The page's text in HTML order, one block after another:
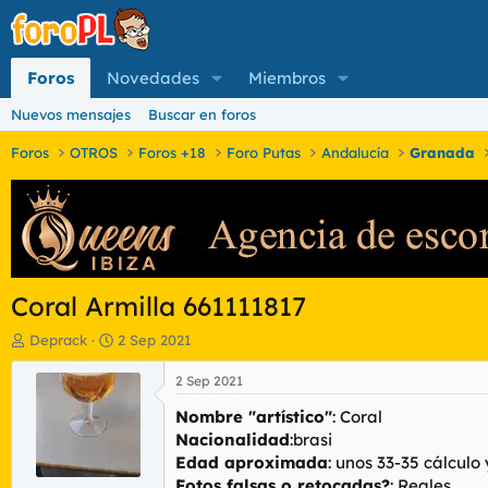
Foros Novedades Miembros
Nuevos mensajes Buscar en foros
Foros OTROS Foros +18 Foro Putas Andalucía Granada
Coral Armilla 661111817
I
n
o
Deprack
F
e
c
i
2 Sep 2021
2 Sep 2021
Nombre "artístico": Coral
Nacionalidad:brasi
Edad aproximada: unos 33-35 cálculo